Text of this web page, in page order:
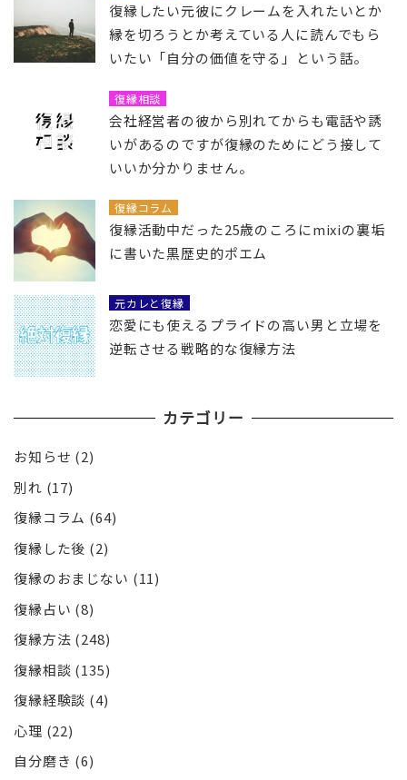
復縁したい元彼にクレームを入れたいとか
縁を切ろうとか考えている人に読んでもら
いたい「自分の価値を守る」という話。
復縁相談
会社経営者の彼から別れてからも電話や誘
いがあるのですが復縁のためにどう接して
いいか分かりません。
復縁コラム
復縁活動中だった25歳のころにmixiの裏垢
に書いた黒歴史的ポエム
元カレと復縁
恋愛にも使えるプライドの高い男と立場を
逆転させる戦略的な復縁方法
カテゴリー
お知らせ (2)
別れ (17)
復縁コラム (64)
復縁した後 (2)
復縁のおまじない (11)
復縁占い (8)
復縁方法 (248)
復縁相談 (135)
復縁経験談 (4)
心理 (22)
自分磨き (6)